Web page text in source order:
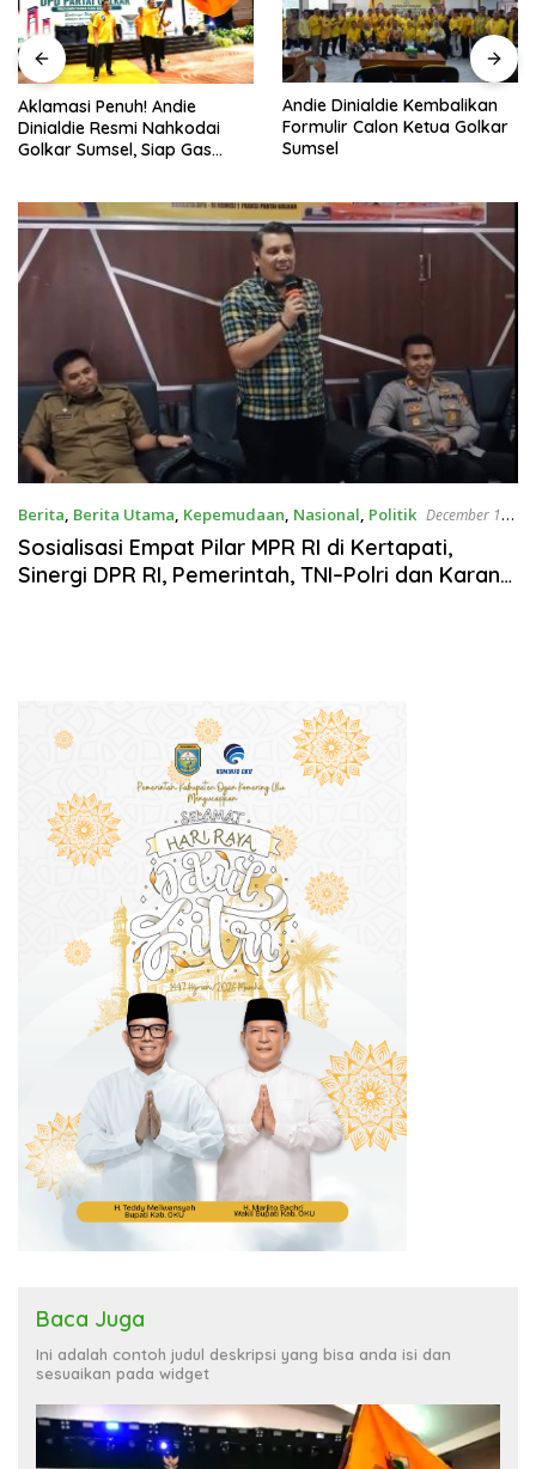
Aklamasi Penuh! Andie
Dinialdie Resmi Nahkodai
Golkar Sumsel, Siap Gas
Andie Dinialdie Kembalikan
Formulir Calon Ketua Golkar
Sumsel
Berita, Berita Utama, Kepemudaan, Nasional, Politik December 15,
2025
Sosialisasi Empat Pilar MPR RI di Kertapati,
Sinergi DPR RI, Pemerintah, TNI–Polri dan Karang
Baca Juga
Ini adalah contoh judul deskripsi yang bisa anda isi dan
sesuaikan pada widget